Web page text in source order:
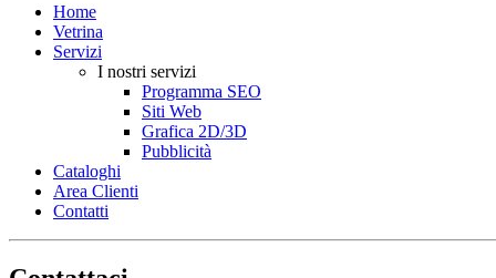
Home
Vetrina
Servizi
I nostri servizi
Programma SEO
Siti Web
Grafica 2D/3D
Pubblicità
Cataloghi
Area Clienti
Contatti